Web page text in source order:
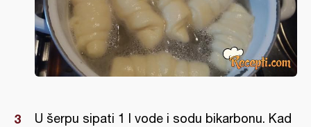
U šerpu sipati 1 l vode i sodu bikarbonu. Kad